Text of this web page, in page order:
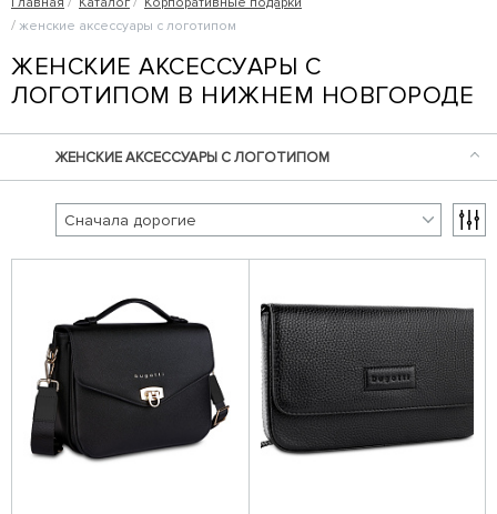
женские аксессуары с логотипом
ЖЕНСКИЕ АКСЕССУАРЫ С
ЛОГОТИПОМ В НИЖНЕМ НОВГОРОДЕ
ЖЕНСКИЕ АКСЕССУАРЫ С ЛОГОТИПОМ